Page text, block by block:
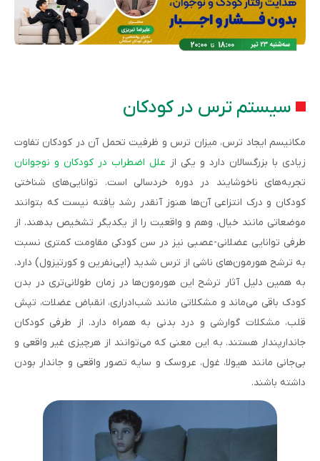
سیستم ترس در کودکان
مکانیسم ایجاد ترس، میزان ترس و ظرفیت تحمل آن در کودکان تفاوت
زیادی با بزرگسالان دارد و یکی از علل اضطراب در کودکان و نوجوانان
تجربه‌های ناخوشایند در دوره خردسالی است. توانایی‌های شناختی
کودکان و درک انتزاعی آن‌ها هنوز آنقدر رشد یافته نیست که بتوانند
موضعاتی مانند خیال، وهم و واقعیت را از یکدیگر تشخیص بدهند. از
طرفی توانایی عضلانی-عصبی نیز در سن کودکی مقاومت کمتری نسبت
به ترشح هورمون‌های ناشی از ترس شدید (اپی‌نفرین و کورتیزول) دارد.
به همین دلیل آثار ترشح این هورمون‌ها در زمان طولانی‌تری در بدن
کودک باقی می‌ماند و مشکلاتی مانند شب‌ادراری، انقباض عضلات، تپش
قلب، مشکلات گوارشی و درد بدنی به همراه دارد. از طرفی کودکان
جاندارپندار هستند. به این معنی که می‌توانند از هرچیزی غیر واقعی و
بی‌جانی مانند هیولا، غول، عروسک و سایه تصور واقعی و جاندار بودن
داشته باشند.